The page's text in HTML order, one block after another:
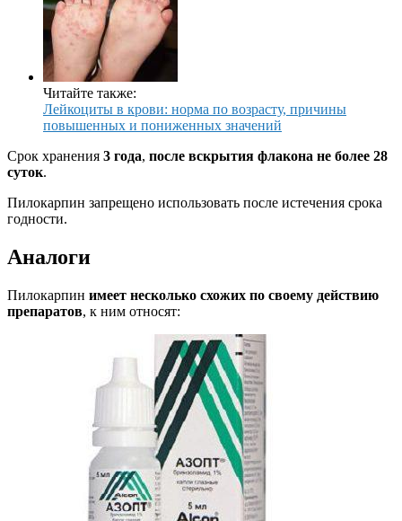
Читайте также:
Лейкоциты в крови: норма по возрасту, причины
повышенных и пониженных значений
Срок хранения 3 года, после вскрытия флакона не более 28
суток.
Пилокарпин запрещено использовать после истечения срока
годности.
Аналоги
Пилокарпин имеет несколько схожих по своему действию
препаратов, к ним относят: